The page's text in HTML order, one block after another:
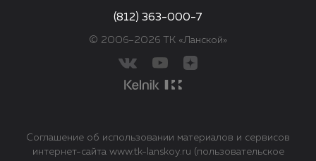
© 2006–2026 ТК «Ланской»
(812) 363-000-7
Соглашение об использовании материалов и сервисов
интернет-сайта www.tk-lanskoy.ru (пользовательское